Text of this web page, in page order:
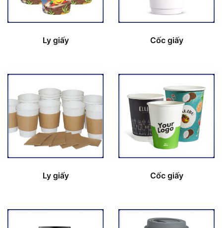
Ly giấy Cốc giấy
Ly giấy Cốc giấy